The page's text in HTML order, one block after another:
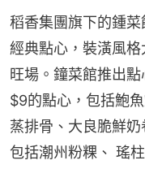
稻香集團旗下的鍾
經典點心，裝潢風
旺場。鐘菜館推出
$9的點心，包括鮑
蒸排骨、大良脆鮮
包括潮州粉粿、 瑤